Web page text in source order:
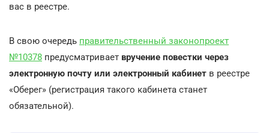
вас в реестре.
В свою очередь правительственный законопроект
№10378 предусматривает вручение повестки через
электронную почту или электронный кабинет в реестре
«Оберег» (регистрация такого кабинета станет
обязательной).